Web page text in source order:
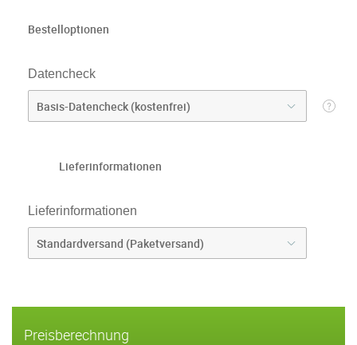
Bestelloptionen
Datencheck
Lieferinformationen
Lieferinformationen
Preisberechnung